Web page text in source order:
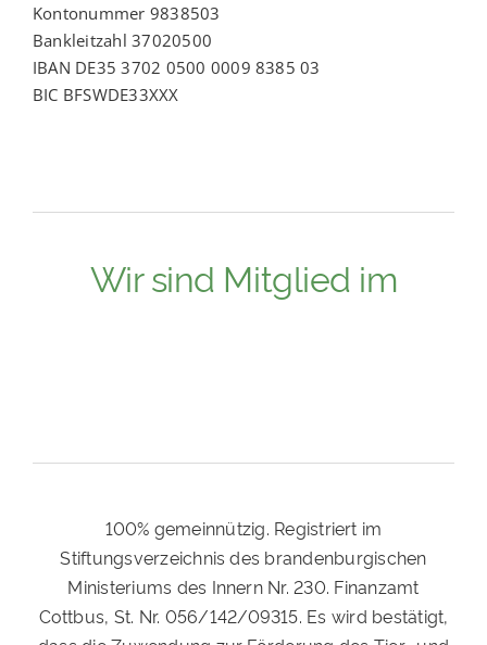
Kontonummer 9838503
Bankleitzahl 37020500
IBAN DE35 3702 0500 0009 8385 03
BIC BFSWDE33XXX
Wir sind Mitglied im
100% gemeinnützig. Registriert im
Stiftungsverzeichnis des brandenburgischen
Ministeriums des Innern Nr. 230. Finanzamt
Cottbus, St. Nr. 056/142/09315. Es wird bestätigt,